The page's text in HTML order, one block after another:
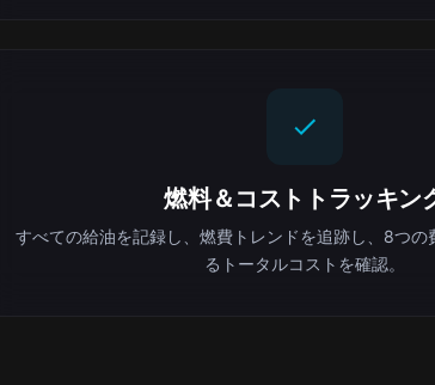
燃料＆コストトラッキン
すべての給油を記録し、燃費トレンドを追跡し、8つの
るトータルコストを確認。